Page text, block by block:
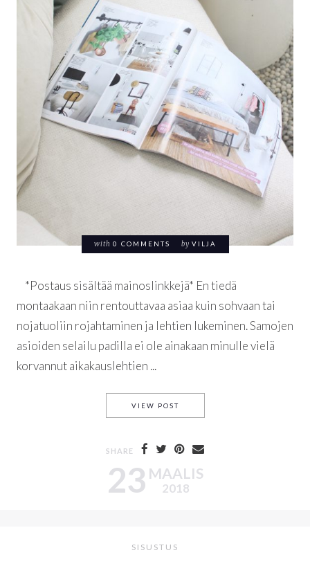
with 0 COMMENTS by VILJA
*Postaus sisältää mainoslinkkejä* En tiedä
montaakaan niin rentouttavaa asiaa kuin sohvaan tai
nojatuoliin rojahtaminen ja lehtien lukeminen. Samojen
asioiden selailu padilla ei ole ainakaan minulle vielä
korvannut aikakauslehtien ...
23 MAALIS
2018
VIEW POSTKEVÄTLUKEMISTA
SHARE
SISUSTUS